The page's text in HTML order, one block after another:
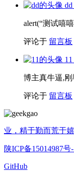
dd
alert(“测试嘻
评论于 留言板
11
博主真牛逼,
评论于 留言板
业，精于勤而荒于
陕ICP备15014987号-
GitHub